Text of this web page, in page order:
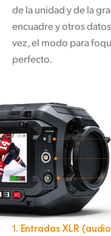
de la unidad y de la
encuadre y otros
vez, el modo para
perfecto.
1. Entradas XLR